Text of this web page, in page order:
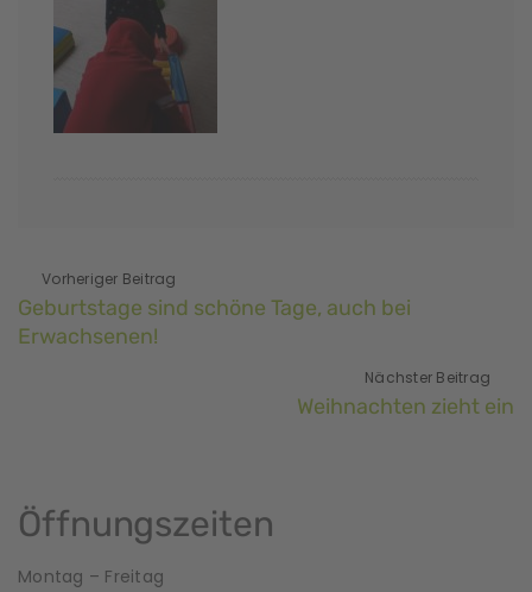
Vorheriger Beitrag
Geburtstage sind schöne Tage, auch bei
Erwachsenen!
Nächster Beitrag
Weihnachten zieht ein
Öffnungszeiten
Montag – Freitag